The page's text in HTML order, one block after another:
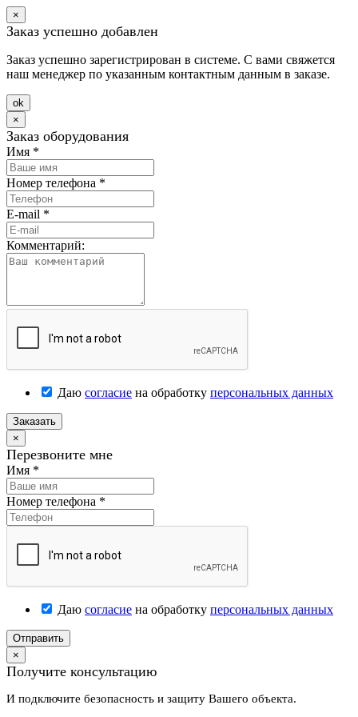
×
Заказ успешно добавлен
Заказ успешно зарегистрирован в системе. С вами свяжется
наш менеджер по указанным контактным данным в заказе.
оk
×
Заказ оборудования
Имя *
Номер телефона *
E-mail *
Комментарий:
Даю согласие на обработку персональных данных
Заказать
×
Перезвоните мне
Имя *
Номер телефона *
Даю согласие на обработку персональных данных
Отправить
×
Получите консультацию
И подключите безопасность и защиту Вашего объекта.